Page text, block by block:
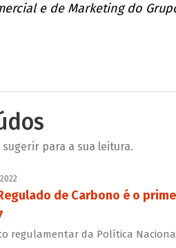
e de Marketing do
para a sua leitura.
de Carbono é o
regulamentar da Política